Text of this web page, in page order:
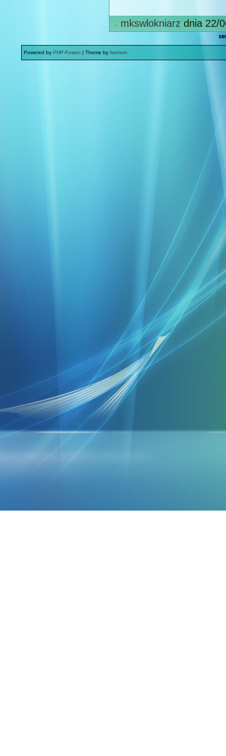
mkswlokniarz dnia 22/
Powered by PHP-Fusion | Theme by Itanium